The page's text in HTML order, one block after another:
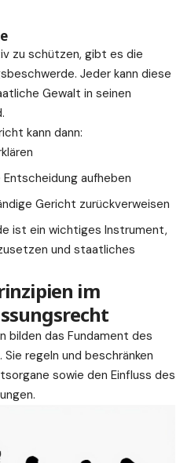
zu schützen, gibt es die
Jeder kann diese
Gewalt in seinen
kann dann:
aufheben
Gericht zurückverweisen
ist ein wichtiges Instrument,
und staatliches
im
bilden das Fundament des
regeln und beschränken
sowie den Einfluss des